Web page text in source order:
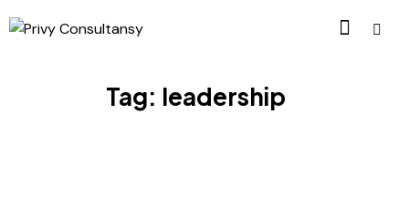
Tag: leadership